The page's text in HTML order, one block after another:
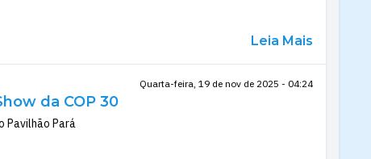
Leia Mais
Quarta-feira, 19 de nov de 2025 - 04:24
da COP 30
Pavilhão Pará